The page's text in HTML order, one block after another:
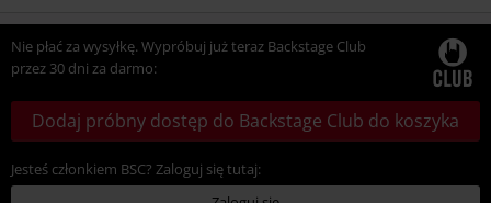
Nie płać za wysyłkę. Wypróbuj już teraz Backstage Club
przez 30 dni za darmo:
Dodaj próbny dostęp do Backstage Club do koszyka
Jesteś członkiem BSC? Zaloguj się tutaj: